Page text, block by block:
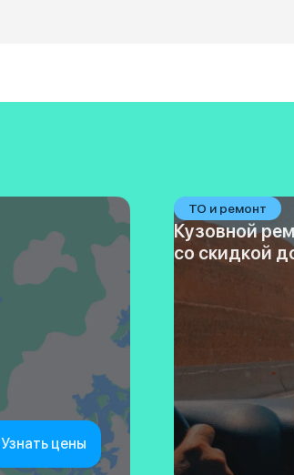
Узнать цены
ТО и ремонт
Кузовной
со скидкой